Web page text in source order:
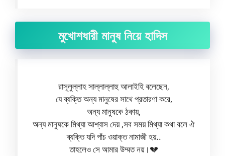
মুখোশধারী মানুষ নিয়ে হাদিস
রাসূলুল্লাহ সাল্লাল্লাহু আলাইহি বলেছেন,
যে ব্যক্তি অন্য মানুষের সাথে প্রতারণা করে,
অন্য মানুষকে ঠকায়,
অন্য মানুষকে মিথ্যা আশ্বাস দেয় ,সব সময় মিথ্যা কথা বলে ঐ
ব্যক্তি যদি পাঁচ ওয়াক্ত নামাজী হয়..
তাহলেও সে আমার উম্মত নয়।💔